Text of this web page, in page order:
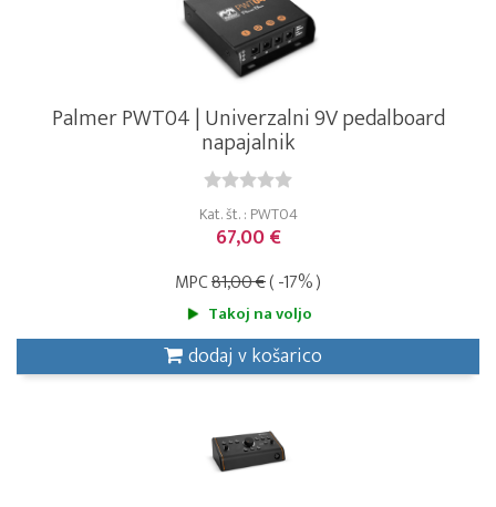
Palmer PWT04 | Univerzalni 9V pedalboard
napajalnik
Kat. št. : PWT04
67,00 €
MPC81,00 €( -17% )
Takoj na voljo
dodaj v košarico